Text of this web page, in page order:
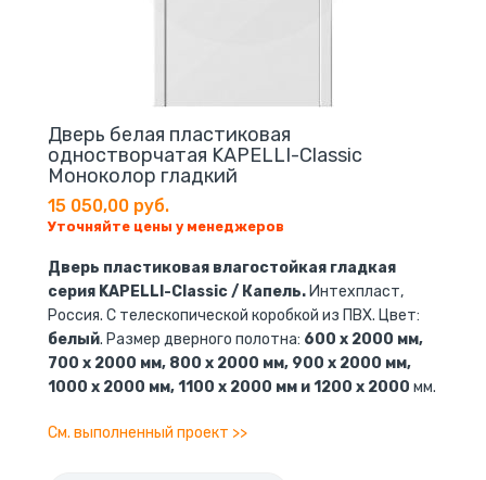
Дверь белая пластиковая
одностворчатая KAPELLI-Classic
Моноколор гладкий
15 050,00 руб.
Уточняйте цены у менеджеров
Дверь пластиковая влагостойкая гладкая
серия KAPELLI-Classic / Капель. Интехпласт,
Россия. С телескопической коробкой из ПВХ. Цвет:
белый. Размер дверного полотна: 600 x 2000 мм,
700 x 2000 мм, 800 x 2000 мм, 900 x 2000 мм,
1000 x 2000 мм, 1100 x 2000 мм и 1200 x 2000 мм.
См. выполненный проект >>